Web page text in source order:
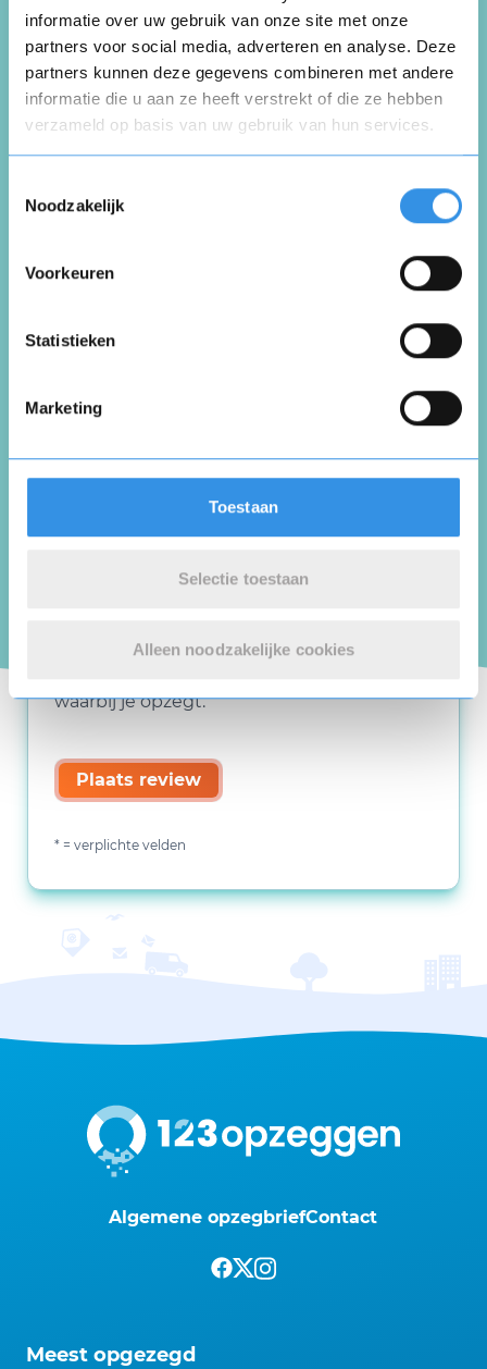
informatie over uw gebruik van onze site met onze
partners voor social media, adverteren en analyse. Deze
partners kunnen deze gegevens combineren met andere
informatie die u aan ze heeft verstrekt of die ze hebben
verzameld op basis van uw gebruik van hun services.
Noodzakelijk
Voorkeuren
Statistieken
Marketing
Toestaan
Selectie toestaan
Alleen noodzakelijke cookies
Beoordeel je ervaring *
Deze review gaat over de opzegdienst van
waarbij je opzegt.
Plaats review
* = verplichte velden
Algemene opzegbriefContact
Meest opgezegd